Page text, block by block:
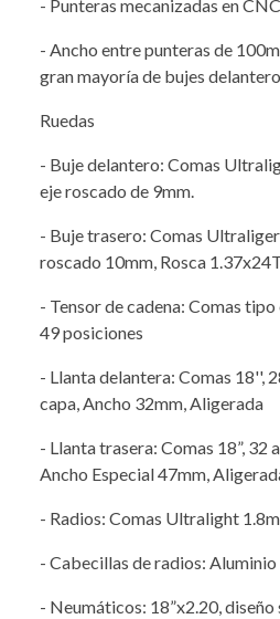
- Punteras mecanizadas en
- Ancho entre punteras de
gran mayoría de bujes
Ruedas
- Buje delantero: Comas
eje roscado de 9mm.
- Buje trasero: Comas
roscado 10mm, Rosca
- Tensor de cadena: Comas
49 posiciones
- Llanta delantera: Comas 18'',
capa, Ancho 32mm, Aligerada
- Llanta trasera: Comas 18”, 32
Ancho Especial 47mm,
- Radios: Comas Ultralight
- Cabecillas de radios: Aluminio
- Neumáticos: 18”x2.20,